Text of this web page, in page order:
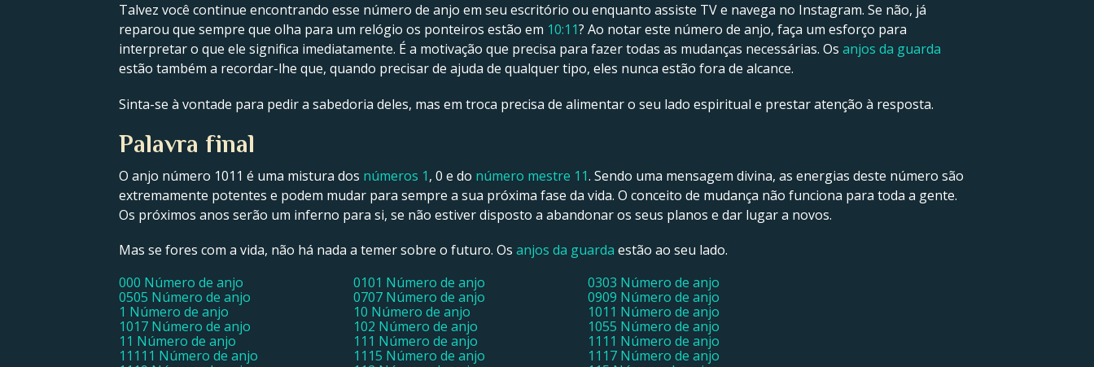
Talvez você continue encontrando esse número de anjo em seu escritório ou enquanto assiste TV e navega no Instagram. Se não, já
reparou que sempre que olha para um relógio os ponteiros estão em 10:11? Ao notar este número de anjo, faça um esforço para
interpretar o que ele significa imediatamente. É a motivação que precisa para fazer todas as mudanças necessárias. Os anjos da guarda
estão também a recordar-lhe que, quando precisar de ajuda de qualquer tipo, eles nunca estão fora de alcance.
Sinta-se à vontade para pedir a sabedoria deles, mas em troca precisa de alimentar o seu lado espiritual e prestar atenção à resposta.
Palavra final
O anjo número 1011 é uma mistura dos números 1, 0 e do número mestre 11. Sendo uma mensagem divina, as energias deste número são
extremamente potentes e podem mudar para sempre a sua próxima fase da vida. O conceito de mudança não funciona para toda a gente.
Os próximos anos serão um inferno para si, se não estiver disposto a abandonar os seus planos e dar lugar a novos.
Mas se fores com a vida, não há nada a temer sobre o futuro. Os anjos da guarda estão ao seu lado.
000 Número de anjo
0101 Número de anjo
0303 Número de anjo
0505 Número de anjo
0707 Número de anjo
0909 Número de anjo
1 Número de anjo
10 Número de anjo
1011 Número de anjo
1017 Número de anjo
102 Número de anjo
1055 Número de anjo
11 Número de anjo
111 Número de anjo
1111 Número de anjo
11111 Número de anjo
1115 Número de anjo
1117 Número de anjo